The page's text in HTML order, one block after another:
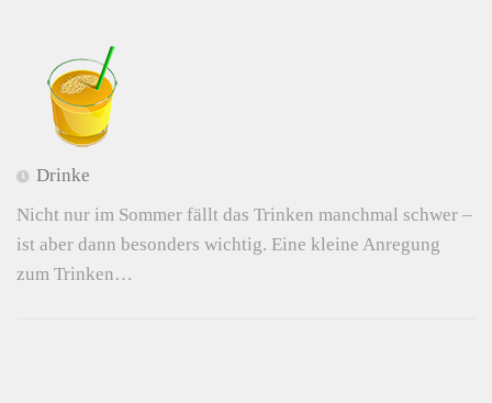
Drinke
Nicht nur im Sommer fällt das Trinken manchmal schwer –
ist aber dann besonders wichtig. Eine kleine Anregung
zum Trinken…